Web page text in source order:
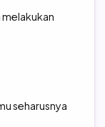
melakukan
seharusnya